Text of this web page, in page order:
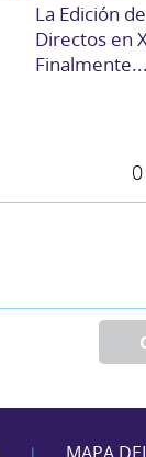
La Edición
Directos en
Finalmente...